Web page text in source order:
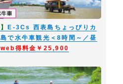
により損害を被った場合はお客様から
、当社から提供された情報を活用し旅
が一、契約内容と異なるサービスが提
E-3Cs 西表島ちょっぴりカ
で水牛車観光＜8時間～／昼
web得料金￥25,900